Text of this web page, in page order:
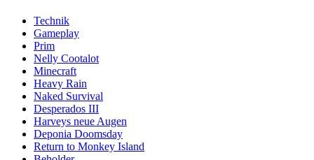
Technik
Gameplay
Prim
Nelly Cootalot
Minecraft
Heavy Rain
Naked Survival
Desperados III
Harveys neue Augen
Deponia Doomsday
Return to Monkey Island